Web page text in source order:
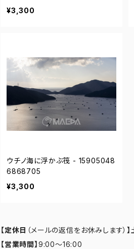
¥3,300
ウチノ海に浮かぶ筏 - 15905048
6868705
¥3,300
【定休日 （メールの返信をお休みします）】
【営業時間】 9:00～16:00